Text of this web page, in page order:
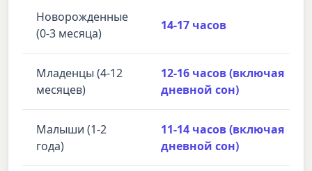
Новорожденные
(0-3 месяца)
14-17 часов
Младенцы (4-12
месяцев)
12-16 часов (включая
дневной сон)
Малыши (1-2
года)
11-14 часов (включая
дневной сон)